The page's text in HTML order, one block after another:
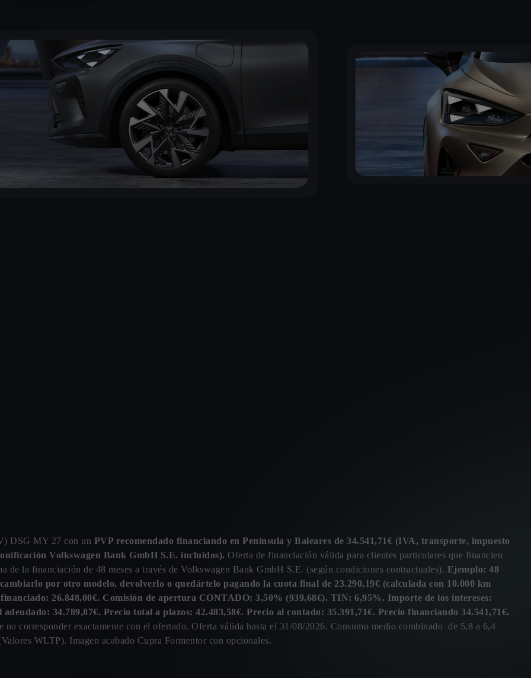
DSG MY 27 con un PVP recomendado financiando en Península y Baleares de 34.541,71€ (IVA, transporte, impuesto
Volkswagen Bank GmbH S.E. incluidos). Oferta de financiación válida para clientes particulares que financien
de la financiación de 48 meses a través de Volkswagen Bank GmbH S.E. (según condiciones contractuales). Ejemplo: 48
por otro modelo, devolverlo o quedártelo pagando la cuota final de 23.290,19€ (calculada con 10.000 km
26.848,00€. Comisión de apertura CONTADO: 3,50% (939,68€). TIN: 6,95%. Importe de los intereses:
34.789,87€. Precio total a plazos: 42.483,58€. Precio al contado: 35.391,71€. Precio financiando 34.541,71€.
corresponder exactamente con el ofertado. Oferta válida hasta el 31/08/2026. Consumo medio combinado de 5,8 a 6,4
WLTP). Imagen acabado Cupra Formentor con opcionales.